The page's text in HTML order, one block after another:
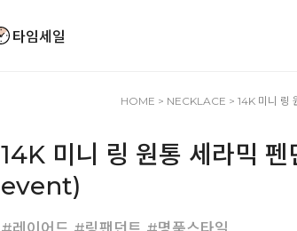
타임세일
HOME > NECKLACE > 14K 미니 링
14K 미니 링 원통 세라믹
event)